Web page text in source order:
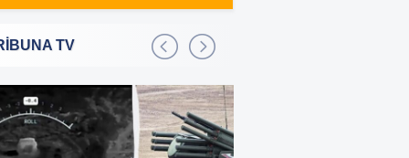
milyon dollar ödəyə bilər?
Bakıda 2,5 milyon manata
Sərdar Ortaç xəstəxanaya
yerləşdirilib?
TV